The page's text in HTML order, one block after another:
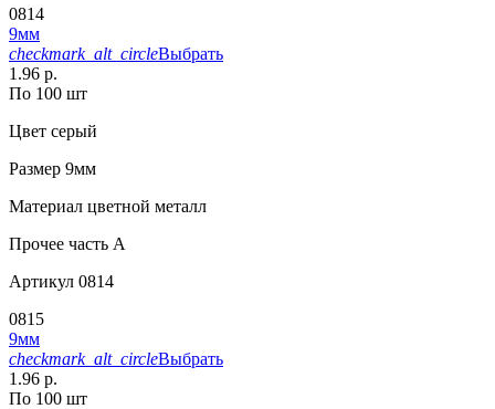
0814
9мм
checkmark_alt_circleВыбрать
1.96 р.
По 100 шт
Цвет серый
Размер 9мм
Материал цветной металл
Прочее часть A
Артикул 0814
0815
9мм
checkmark_alt_circleВыбрать
1.96 р.
По 100 шт